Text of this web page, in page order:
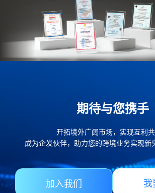
期待与您携手
开拓境外广阔市场，实现互利共
成为企发伙伴，助力您的跨境业务实现新
加入我们